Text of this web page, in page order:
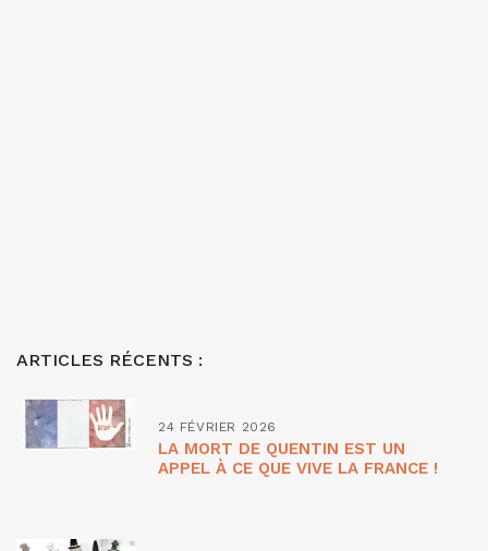
ARTICLES RÉCENTS :
24 FÉVRIER 2026
LA MORT DE QUENTIN EST UN
APPEL À CE QUE VIVE LA FRANCE !